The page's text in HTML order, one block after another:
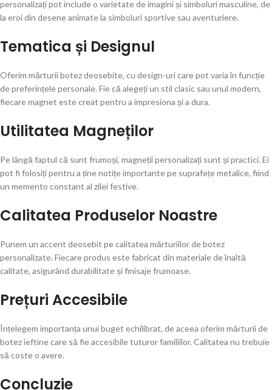
personalizați pot include o varietate de imagini și simboluri masculine, de
la eroi din desene animate la simboluri sportive sau aventuriere.
Tematica și Designul
Oferim mărturii botez deosebite, cu design-uri care pot varia în funcție
de preferințele personale. Fie că alegeți un stil clasic sau unul modern,
fiecare magnet este creat pentru a impresiona și a dura.
Utilitatea Magneților
Pe lângă faptul că sunt frumoși, magneții personalizați sunt și practici. Ei
pot fi folosiți pentru a ține notițe importante pe suprafețe metalice, fiind
un memento constant al zilei festive.
Calitatea Produselor Noastre
Punem un accent deosebit pe calitatea mărturiilor de botez
personalizate. Fiecare produs este fabricat din materiale de înaltă
calitate, asigurând durabilitate și finisaje frumoase.
Prețuri Accesibile
Înțelegem importanța unui buget echilibrat, de aceea oferim mărturii de
botez ieftine care să fie accesibile tuturor familiilor. Calitatea nu trebuie
să coste o avere.
Concluzie